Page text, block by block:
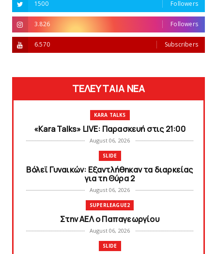
1500 Followers
3.826 Followers
6.570 Subscribers
ΤΕΛΕΥΤΑΙΑ ΝΕΑ
KARA TALKS
«Kara Talks» LIVE: Παρασκευή στις 21:00
August 06, 2026
SLIDE
Bόλεϊ Γυναικών: Εξαντλήθηκαν τα διαρκείας
για τη Θύρα 2
August 06, 2026
SUPERLEAGUE2
Στην AEΛ ο Παπαγεωργίου
August 06, 2026
SLIDE